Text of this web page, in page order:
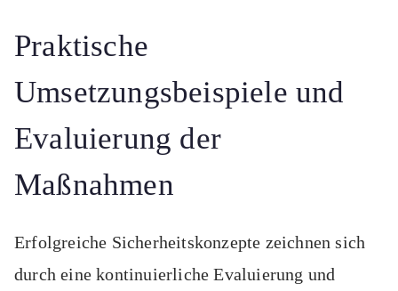
Praktische
Umsetzungsbeispiele und
Evaluierung der
Maßnahmen
Erfolgreiche Sicherheitskonzepte zeichnen sich
durch eine kontinuierliche Evaluierung und